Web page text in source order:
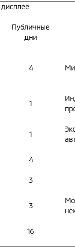
Публичные
дни
4
1
1
4
3
3
16